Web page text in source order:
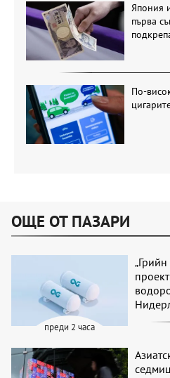
Япония
първа
По-
ОЩЕ ОТ ПАЗАРИ
преди 2 часа